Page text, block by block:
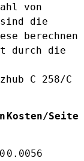
von
sind die
berechnen
durch die
C 258/C
Kosten/Seite
0.0056